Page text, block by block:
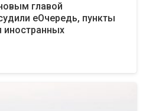
главой
еОчередь, пункты
иностранных